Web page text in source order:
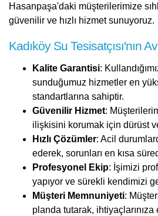
Hasanpaşa'daki müşterilerimize
güvenilir ve hızlı hizmet sunuyoruz.
Kadıköy Su Tesisatçısı'nın
Kalite Garantisi:
sunduğumuz hizmetler en
standartlarına sahiptir.
Güvenilir Hizmet:
ilişkisini korumak için dürüst
Hızlı Çözümler: Acil
ederek, sorunları en kısa
Profesyonel Ekip: İşimizi
yapıyor ve sürekli kendimizi
Müşteri Memnuniyeti:
planda tutarak,